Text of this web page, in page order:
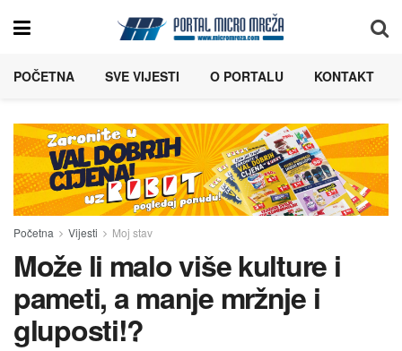
POČETNA SVE VIJESTI O PORTALU KONTAKT
Početna Vijesti Moj stav
Može li malo više kulture i
pameti, a manje mržnje i
gluposti!?